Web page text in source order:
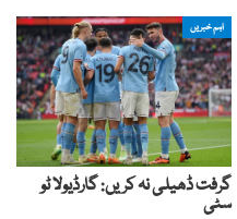
اہم خبریں
گرفت ڈھیلی نہ کریں: گارڈیولا ٹو
سٹی